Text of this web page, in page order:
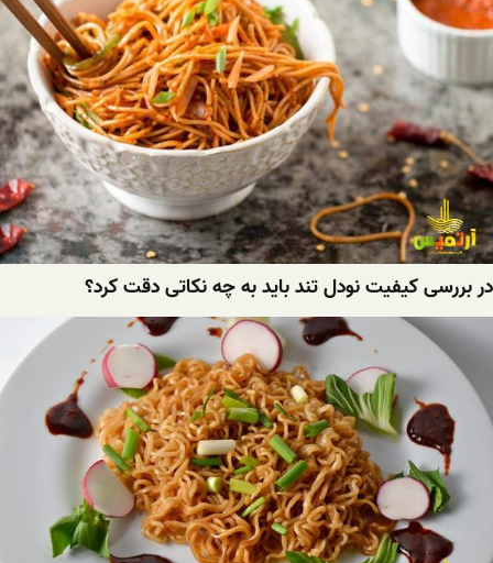
در بررسی کیفیت نودل تند باید به چه نکاتی دقت کرد؟